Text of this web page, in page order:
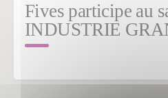
Fives participe au
INDUSTRIE